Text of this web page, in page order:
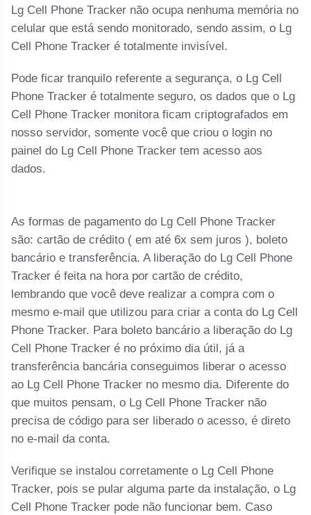
Lg Cell Phone Tracker não ocupa nenhuma memória no
celular que está sendo monitorado, sendo assim, o Lg
Cell Phone Tracker é totalmente invisível.
Pode ficar tranquilo referente a segurança, o Lg Cell
Phone Tracker é totalmente seguro, os dados que o Lg
Cell Phone Tracker monitora ficam criptografados em
nosso servidor, somente você que criou o login no
painel do Lg Cell Phone Tracker tem acesso aos
dados.
As formas de pagamento do Lg Cell Phone Tracker
são: cartão de crédito ( em até 6x sem juros ), boleto
bancário e transferência. A liberação do Lg Cell Phone
Tracker é feita na hora por cartão de crédito,
lembrando que você deve realizar a compra com o
mesmo e-mail que utilizou para criar a conta do Lg Cell
Phone Tracker. Para boleto bancário a liberação do Lg
Cell Phone Tracker é no próximo dia útil, já a
transferência bancária conseguimos liberar o acesso
ao Lg Cell Phone Tracker no mesmo dia. Diferente do
que muitos pensam, o Lg Cell Phone Tracker não
precisa de código para ser liberado o acesso, é direto
no e-mail da conta.
Verifique se instalou corretamente o Lg Cell Phone
Tracker, pois se pular alguma parte da instalação, o Lg
Cell Phone Tracker pode não funcionar bem. Caso